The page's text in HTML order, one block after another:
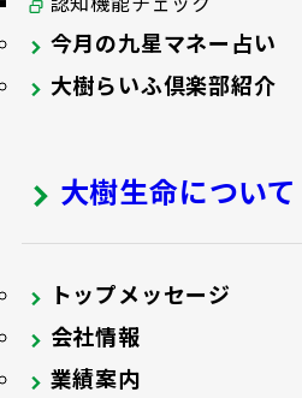
今月の九星マネー占い
大樹らいふ倶楽部紹介
大樹生命について
トップメッセージ
会社情報
業績案内